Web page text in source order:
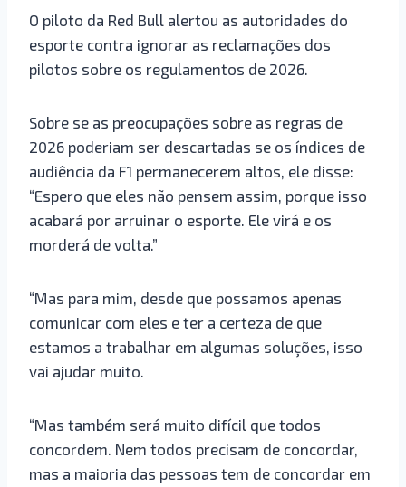
O piloto da Red Bull alertou as autoridades do
esporte contra ignorar as reclamações dos
pilotos sobre os regulamentos de 2026.
Sobre se as preocupações sobre as regras de
2026 poderiam ser descartadas se os índices de
audiência da F1 permanecerem altos, ele disse:
“Espero que eles não pensem assim, porque isso
acabará por arruinar o esporte. Ele virá e os
morderá de volta.”
“Mas para mim, desde que possamos apenas
comunicar com eles e ter a certeza de que
estamos a trabalhar em algumas soluções, isso
vai ajudar muito.
“Mas também será muito difícil que todos
concordem. Nem todos precisam de concordar,
mas a maioria das pessoas tem de concordar em